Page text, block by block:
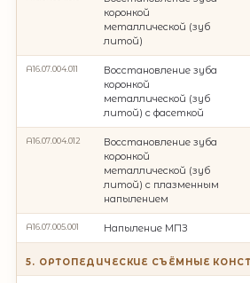
коронкой
металлической (зуб
литой)
A16.07.004.011
Восстановление зуба
коронкой
металлической (зуб
литой) с фасеткой
A16.07.004.012
Восстановление зуба
коронкой
металлической (зуб
литой) с плазменным
напылением
A16.07.005.001 Напыление МПЗ
5. ОРТОПЕДИЧЕСКИЕ СЪЁМНЫЕ